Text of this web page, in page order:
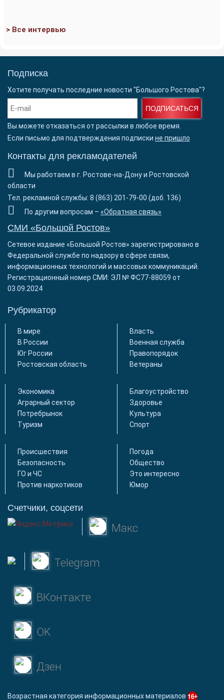
> Все интервью
Подписка
Хотите получать последние новости "Большого Ростова"?
ПОДПИСАТЬСЯ
Вы можете отказаться от рассылки в любое время.
Если письмо для подтверждения подписки не пришло
Контакты для рекламодателей
Мы работаем в г. Ростове-на-Дону и Ростовской
области
Тел. рекламной службы: 8 (863) 201-79-00 (доб. 136)
По другим вопросам – «Обратная связь»
СМИ «Большой Ростов»
Сетевое издание «Большой Ростов» зарегистрировано в
Федеральной службе по надзору в сфере связи,
информационных технологий и массовых коммуникаций.
Регистрационный номер СМИ: ЭЛ № ФС77-88059 от
03.09.2024
Рубрикатор
В мире
В России
Юг России
Ростовская область
Власть
Военная служба
Правопорядок
Ветераны
Экономика
Аграрный сектор
Потребрынок
Туризм
Благоустройство
Здоровье
Культура
Спорт
Происшествия
Безопасность
ГО и ЧС
Против наркотиков
Погода
Общество
Это интересно
Юмор
Счетчики, соцсети
Макс
Telegram
ВКонтакте
OK
Дзен
Возрастная категория информационных материалов